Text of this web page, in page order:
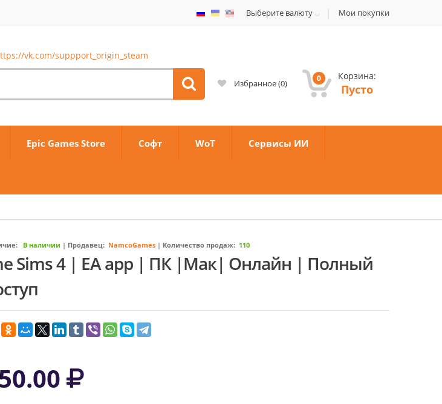
Выберите валюту Мои покупки
vk.com/suppport_origin_steam
Избранное(0) 0 Корзина:
Пусто
Epic Games Store Софт WoT Сервисы ИИ
В наличии | Продавец: NamcoGames | Количество продаж: 110
Sims 4 | EA app | ПК |Мак| Онлайн | Полный